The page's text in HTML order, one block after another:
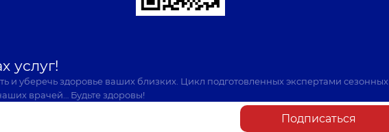
услуг!
и уберечь здоровье ваших близких. Цикл подготовленных экспертами сезонных
врачей… Будьте здоровы!
Подписаться